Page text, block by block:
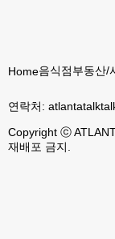
Home음식점부동산/
연락처:
Copyright ⓒ
재배포 금지.